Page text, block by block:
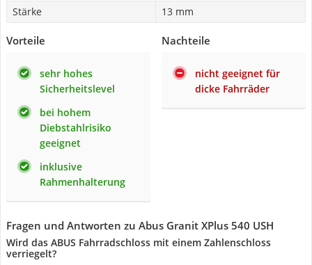
Stärke
13 mm
Vorteile
sehr hohes
Sicherheitslevel
bei hohem
Diebstahlrisiko
geeignet
inklusive
Rahmenhalterung
Nachteile
nicht geeignet für
dicke Fahrräder
Fragen und Antworten zu Abus Granit XPlus 540 USH
Wird das ABUS Fahrradschloss mit einem Zahlenschloss
verriegelt?